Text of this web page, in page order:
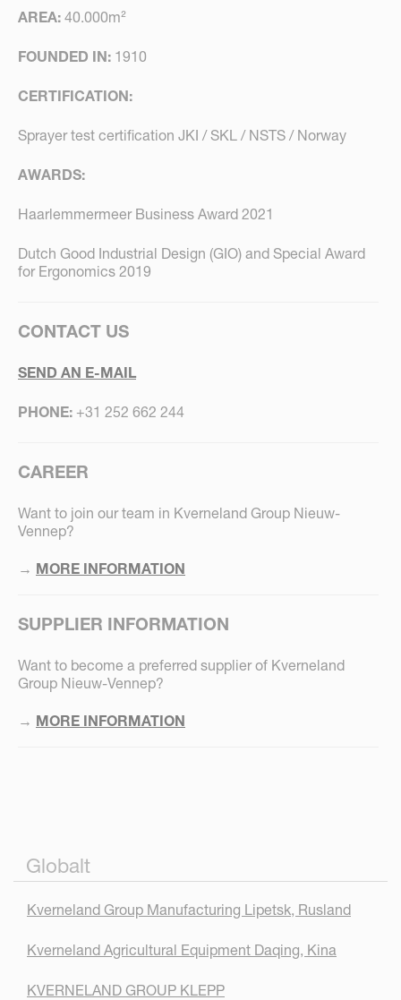
AREA: 40.000m²
FOUNDED IN: 1910
CERTIFICATION:
Sprayer test certification JKI / SKL / NSTS / Norway
AWARDS:
Haarlemmermeer Business Award 2021
Dutch Good Industrial Design (GIO) and Special Award
for Ergonomics 2019
CONTACT US
SEND AN E-MAIL
PHONE: +31 252 662 244
CAREER
Want to join our team in Kverneland Group Nieuw-
Vennep?
→ MORE INFORMATION
SUPPLIER INFORMATION
Want to become a preferred supplier of Kverneland
Group Nieuw-Vennep?
→ MORE INFORMATION
Globalt
Kverneland Group Manufacturing Lipetsk, Rusland
Kverneland Agricultural Equipment Daqing, Kina
KVERNELAND GROUP KLEPP